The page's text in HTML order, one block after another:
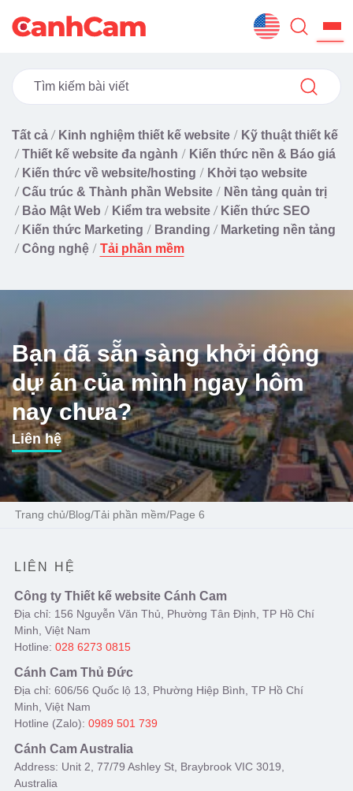
Trang Chủ
Thiết Kế Website
Đã Thiết Kế
Dịch Vụ
Quy Trình
Blog
Tất cả Kinh nghiệm thiết kế website
Kỹ thuật thiết kế
Thiết kế website đa ngành
Kiến thức nền & Báo giá
Kiến thức về website/hosting
Khởi tạo website
Cấu trúc & Thành phần Website
Nền tảng quản trị
Bảo Mật Web
Kiểm tra website
Kiến thức SEO
Kiến thức Marketing
Branding
Marketing nền tảng
Công nghệ
Tải phần mềm
Bạn đã sẵn sàng khởi động
dự án của mình ngay hôm
nay chưa?
Liên hệ
Trang chủ/Blog/Tải phần mềm/Page 6
LIÊN HỆ
Công ty Thiết kế website Cánh Cam
Địa chỉ: 156 Nguyễn Văn Thủ, Phường Tân Định, TP Hồ Chí
Minh, Việt Nam
Hotline: 028 6273 0815
Cánh Cam Thủ Đức
Địa chỉ: 606/56 Quốc lộ 13, Phường Hiệp Bình, TP Hồ Chí
Minh, Việt Nam
Hotline (Zalo): 0989 501 739
Cánh Cam Australia
Address: Unit 2, 77/79 Ashley St, Braybrook VIC 3019,
Australia